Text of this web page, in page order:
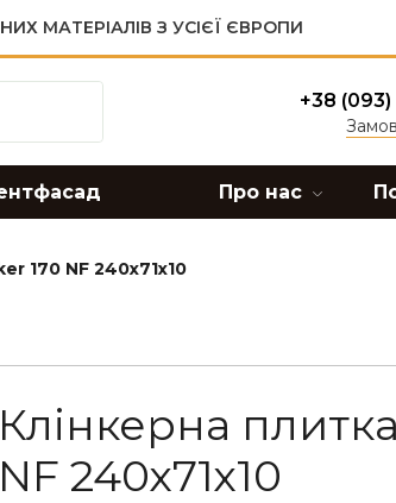
МАТЕРІАЛІВ З УСІЄЇ ЄВРОПИ
+38
Про нас
170 NF 240х71х10
Клінкерна
NF 240х71х10